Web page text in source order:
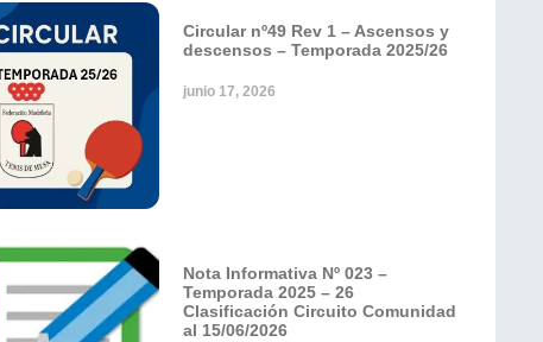
Circular nº49 Rev 1 – Ascensos y
descensos – Temporada 2025/26
junio 17, 2026
Nota Informativa Nº 023 –
Temporada 2025 – 26
Clasificación Circuito Comunidad
al 15/06/2026